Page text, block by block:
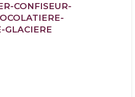
CONFISEUR-
GLACIERE